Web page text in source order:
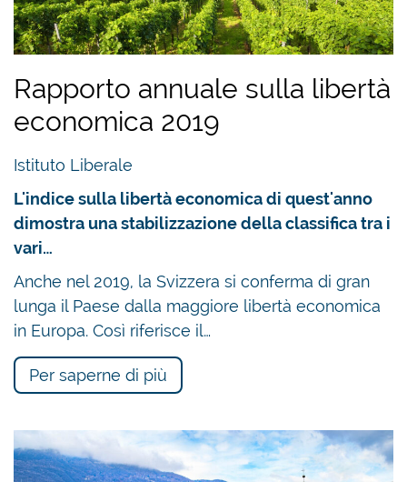
Rapporto annuale sulla libertà
economica 2019
Istituto Liberale
L'indice sulla libertà economica di quest'anno
dimostra una stabilizzazione della classifica tra i
vari…
Anche nel 2019, la Svizzera si conferma di gran
lunga il Paese dalla maggiore libertà economica
in Europa. Così riferisce il…
Per saperne di più